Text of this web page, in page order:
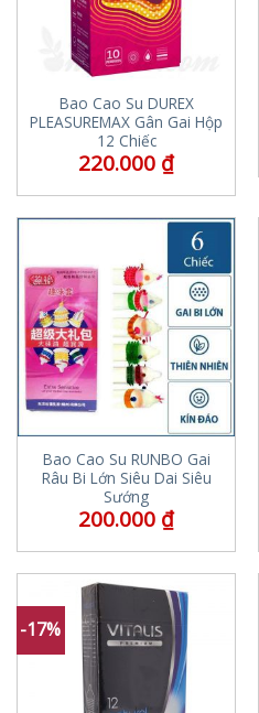
Bao Cao Su DUREX
PLEASUREMAX Gân Gai Hộp
12 Chiếc
220.000 ₫
Bao Cao Su RUNBO Gai
Râu Bi Lớn Siêu Dai Siêu
Sướng
200.000 ₫
-17%